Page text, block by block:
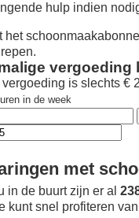
hulp indien
het
vergoeding
is slechts €
in de week
met
in de buurt zijn er al
kunt snel profiteren